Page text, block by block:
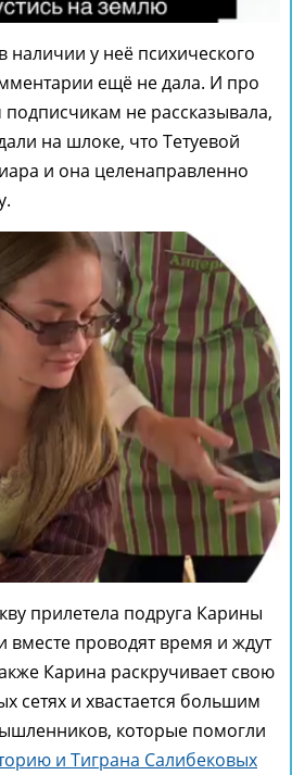
у неё психического
ещё не дала. И про
не рассказывала,
на шлоке, что Тетуевой
и она целенаправленно
прилетела подруга Карины
вместе проводят время и ждут
Карина раскручивает свою
сетях и хвастается большим
которые помогли
и Тиграна Салибековых